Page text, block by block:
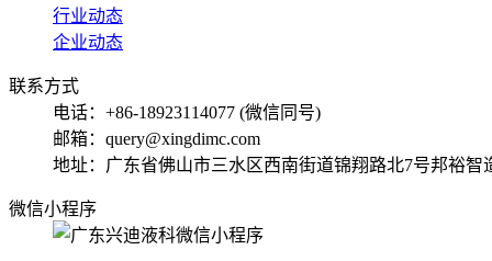
行业动态
企业动态
联系方式
电话：+86-18923114077 (微信同号)
邮箱：query@xingdimc.com
地址：广东省佛山市三水区西南街道锦翔路北7号邦裕智
微信小程序